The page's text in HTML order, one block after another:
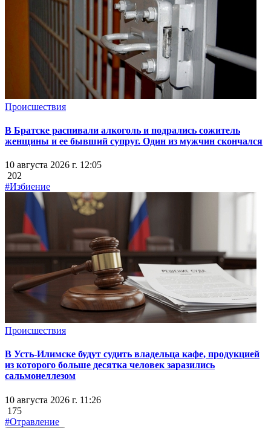
Происшествия
В Братске распивали алкоголь и подрались сожитель
женщины и ее бывший супруг. Один из мужчин скончался
10 августа 2026 г. 12:05
202
#Избиение
Происшествия
В Усть-Илимске будут судить владельца кафе, продукцией
из которого больше десятка человек заразились
сальмонеллезом
10 августа 2026 г. 11:26
175
#Отравление